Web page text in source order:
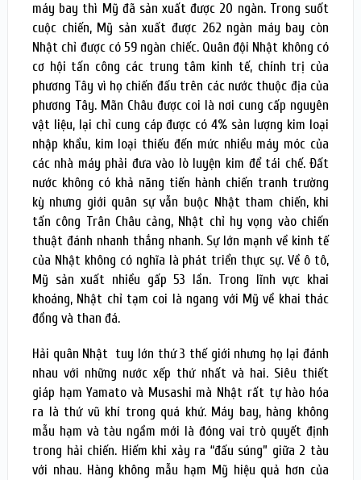
máy bay thì Mỹ đã sản xuất được 20 ngàn. Trong suốt
cuộc chiến, Mỹ sản xuất được 262 ngàn máy bay còn
Nhật chỉ được có 59 ngàn chiếc. Quân đội Nhật không có
cơ hội tấn công các trung tâm kinh tế, chính trị của
phương Tây vì họ chiến đấu trên các nước thuộc địa của
phương Tây. Mãn Châu được coi là nơi cung cấp nguyên
vật liệu, lại chỉ cung cáp được có 4% sản lượng kim loại
nhập khẩu, kim loại thiếu đến mức nhiều máy móc của
các nhà máy phải đưa vào lò luyện kim để tái chế. Đất
nước không có khả năng tiến hành chiến tranh trường
kỳ nhưng giới quân sự vẫn buộc Nhật tham chiến, khi
tấn công Trân Châu cảng, Nhật chỉ hy vọng vào chiến
thuật đánh nhanh thắng nhanh. Sự lớn mạnh về kinh tế
của Nhật không có nghĩa là phát triển thực sự. Về ô tô,
Mỹ sản xuất nhiều gấp 53 lần. Trong lĩnh vực khai
khoáng, Nhật chỉ tạm coi là ngang với Mỹ về khai thác
đồng và than đá.
Hải quân Nhật tuy lớn thứ 3 thế giới nhưng họ lại đánh
nhau với những nước xếp thứ nhất và hai. Siêu thiết
giáp hạm Yamato và Musashi mà Nhật rất tự hào hóa
ra là thứ vũ khí trong quá khứ. Máy bay, hàng không
mẫu hạm và tàu ngầm mới là đóng vai trò quyết định
trong hải chiến. Hiếm khi xảy ra “đấu súng” giữa 2 tàu
với nhau. Hàng không mẫu hạm Mỹ hiệu quả hơn của